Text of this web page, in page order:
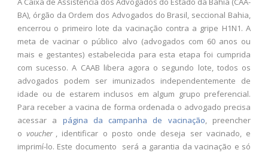
BA), órgão da Ordem dos Advogados do Brasil, seccional Bahia,
encerrou o primeiro lote da vacinação contra a gripe H1N1. A
meta de vacinar o público alvo (advogados com 60 anos ou
mais e gestantes) estabelecida para esta etapa foi cumprida
com sucesso. A CAAB libera agora o segundo lote, todos os
advogados podem ser imunizados independentemente de
idade ou de estarem inclusos em algum grupo preferencial.
Para receber a vacina de forma ordenada o advogado precisa
acessar a página da campanha de vacinação, preencher
ovoucher , identificar o posto onde deseja ser vacinado, e
imprimí-lo. Este documento
será a garantia da vacinação e só